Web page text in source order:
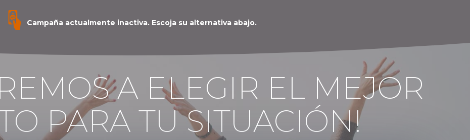
Campaña actualmente inactiva. Escoja su alternativa abajo.
A ELEGIR EL MEJOR
PARA TU SITUACIÓN!